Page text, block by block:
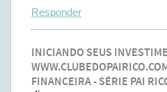
Responder
INICIANDO SEUS
FINANCEIRA - SÉRIE PAI